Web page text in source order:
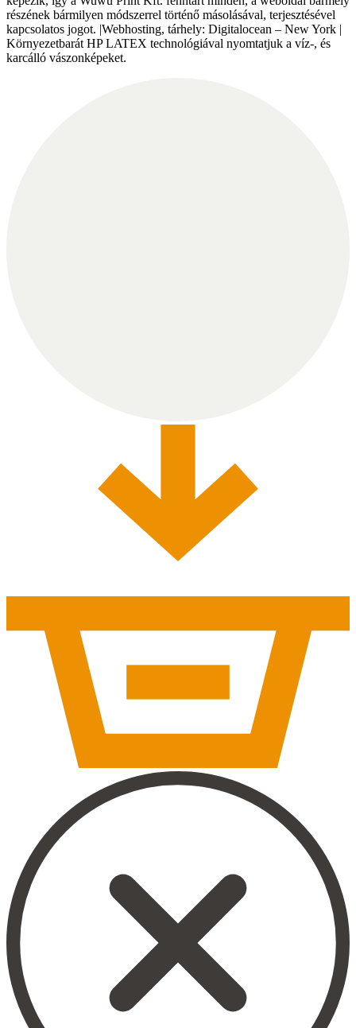
részének bármilyen módszerrel történő másolásával, terjesztésével
kapcsolatos jogot. |Webhosting, tárhely: Digitalocean – New York |
Környezetbarát HP LATEX technológiával nyomtatjuk a víz-, és
karcálló vászonképeket.